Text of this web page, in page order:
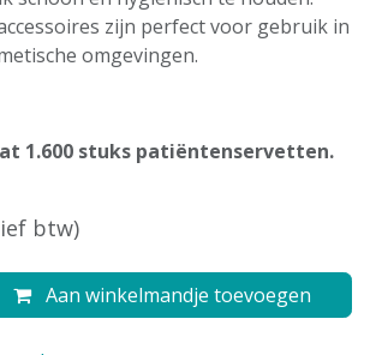
zijn perfect voor gebruik in
omgevingen.
1.600 stuks patiëntenservetten.
btw)
Aan winkelmandje toevoegen